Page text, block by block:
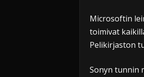
Microsoftin
toimivat
Pelikirjaston
Sonyn tunnin